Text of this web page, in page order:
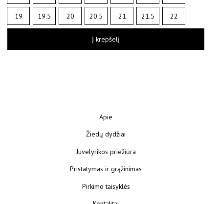
19 19.5 20 20.5 21 21.5 22
Į krepšelį
Apie
Žiedų dydžiai
Juvelyrikos priežiūra
Pristatymas ir grąžinimas
Pirkimo taisyklės